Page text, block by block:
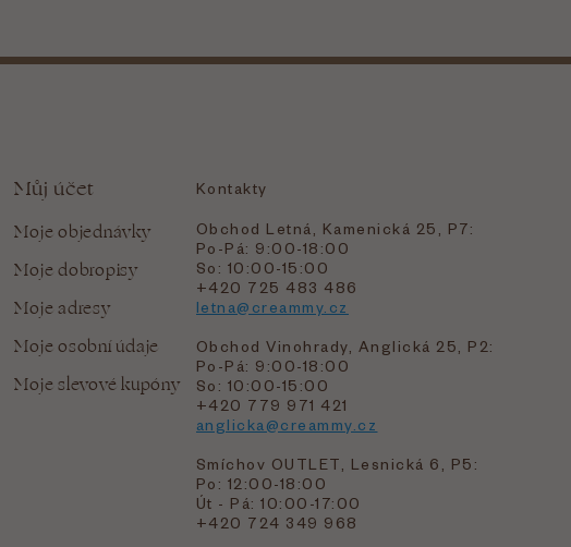
Můj účet
Moje objednávky
Moje dobropisy
Moje adresy
Moje osobní údaje
Moje slevové kupóny
Kontakty
Obchod Letná, Kamenická 25, P7:
Po-Pá: 9:00-18:00
So: 10:00-15:00
+420 725 483 486
letna@creammy.cz
Obchod Vinohrady, Anglická 25, P2:
Po-Pá: 9:00-18:00
So: 10:00-15:00
+420 779 971 421
anglicka@creammy.cz
Smíchov OUTLET, Lesnická 6, P5:
Po: 12:00-18:00
Út - Pá: 10:00-17:00
+420 724 349 968